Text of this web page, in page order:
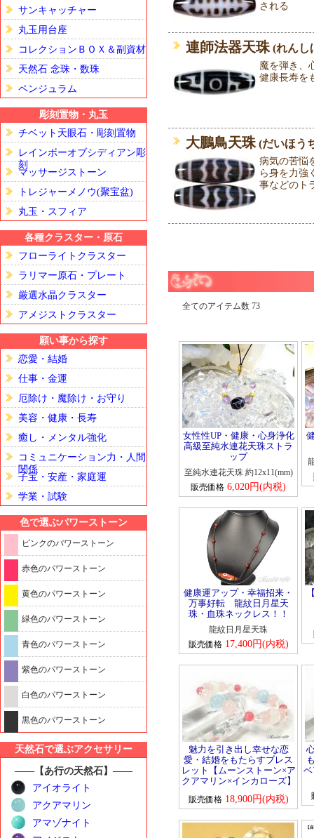
サンキャッチャー
丸玉用台座
コレクションＢＯＸ＆副資材
天然石 念珠・数珠
ペンジュラム
彫刻置物・丸玉
チベット天眼石・彫刻置物
レインボーオブシディアン彫
刻
マッサージストーン
トレジャーメノウ(聚宝盆)
丸玉・スフィア
各種クラスター・原石
フローライトクラスター
ラリマー原石・プレート
厳選水晶クラスター
アメジストクラスター
願い事から探す
恋愛・結婚
仕事・金運
厄除け・魔除け・お守り
美容・健康・長寿
癒し・メンタル強化
コミュニケーション力・人間
関係
子宝・安産・家庭運
学業・試験
色で選ぶパワーストーン
ピンクのパワーストーン
赤色のパワーストーン
黄色のパワーストーン
緑色のパワーストーン
青色のパワーストーン
紫色のパワーストーン
白色のパワーストーン
黒色のパワーストーン
天然石で選ぶアクセサリー
――【あ行の天然石】――
アイオライト
アクアマリン
アマゾナイト
される
連師法器天珠(れんし
魔を弾き、
健康長寿を
大鵬鳥天珠(だいほう
病気の苦悩
ら身を力強
事などのト
全てのアイテ
女性性UP・健康・心身浄化
高級至純水連花天珠ストラ
ップ
至純水連花天珠 約12x11(mm)
販売価格 6,020円(内税)
健康運アップ・幸福招来・
万事好転 龍紋日月星天
珠・血珠ネックレス！！
龍紋日月星天珠
販売価格17,400円(内税)
魅力を引き出し幸せな恋
愛・結婚をもたらすブレス
レット【ムーンストーン×ア
クアマリン×インカローズ】
販売価格18,900円(内税)